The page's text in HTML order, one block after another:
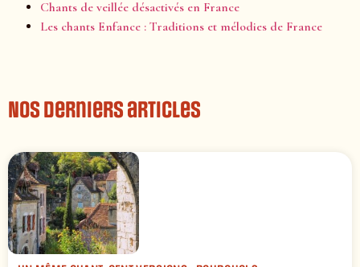
Chants de veillée désactivés en France
Les chants Enfance : Traditions et mélodies de France
Nos derniers articles